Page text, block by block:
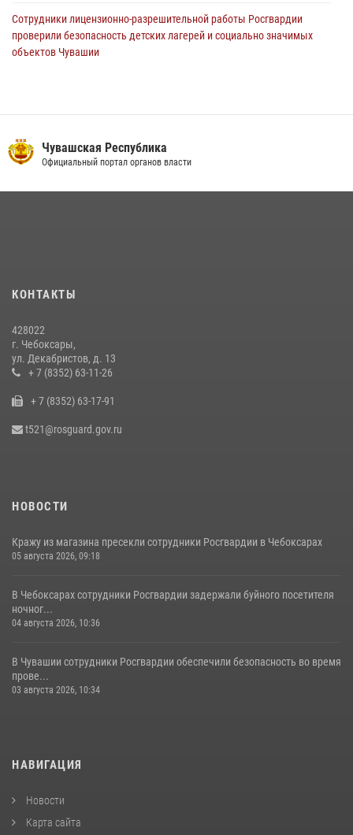
Сотрудники лицензионно-разрешительной работы Росгвардии
проверили безопасность детских лагерей и социально значимых
объектов Чувашии
Чебоксарах
07 июля 2026, 11:01 5
В Чувашии подвели итоги служебной деятельности подразделений
21 июля 2026, 09:15
В преддверии Дня святого князя Владимира в Управлении
Росгвардии по Чувашской Республике – Чувашии состоялась
встреча с священнослужителем
Республике напоминает о правилах обращения с оружием
Чувашская Республика
Официальный портал органов власти
КОНТАКТЫ
428022
г. Чебоксары,
ул. Декабристов, д. 13
+ 7 (8352) 63-11-26
+ 7 (8352) 63-17-91
t521@rosguard.gov.ru
НОВОСТИ
Кражу из магазина пресекли сотрудники Росгвардии в Чебоксарах
05 августа 2026, 09:18
В Чебоксарах сотрудники Росгвардии задержали буйного посетителя
ночног...
04 августа 2026, 10:36
В Чувашии сотрудники Росгвардии обеспечили безопасность во время
прове...
03 августа 2026, 10:34
НАВИГАЦИЯ
Новости
Карта сайта